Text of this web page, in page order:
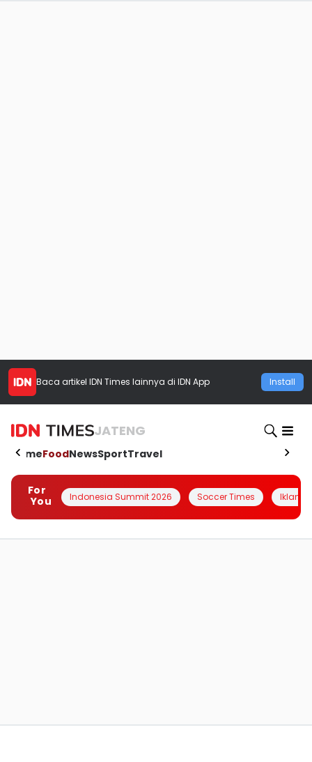
Baca artikel IDN Times lainnya di IDN App Install
JATENG
HomeFoodNewsSportTravel
For
You
Indonesia Summit 2026 Soccer Times Iklanin